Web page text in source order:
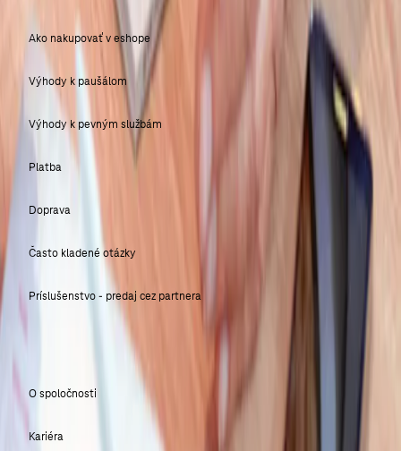
Ako nakupovať v eshope
Výhody k paušálom
Výhody k pevným službám
Platba
Doprava
Často kladené otázky
Príslušenstvo - predaj cez partnera
SLOVAK TELEKOM
O spoločnosti
Kariéra